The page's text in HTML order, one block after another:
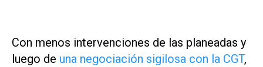
Con menos intervenciones de las planeadas y
luego de una negociación sigilosa con la CGT,